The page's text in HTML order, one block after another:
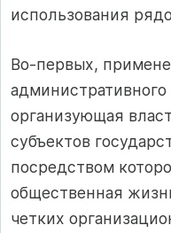
использования
Во-первых,
организующая
субъектов
посредством
общественная
четких